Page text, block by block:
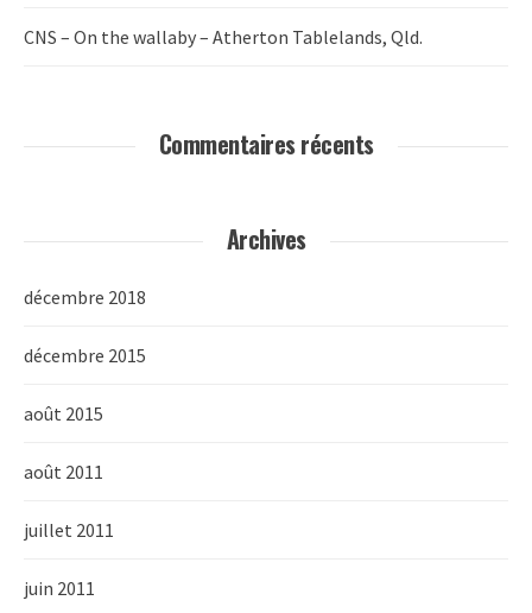
CNS – On the wallaby – Atherton Tablelands, Qld.
Commentaires récents
Archives
décembre 2018
décembre 2015
août 2015
août 2011
juillet 2011
juin 2011